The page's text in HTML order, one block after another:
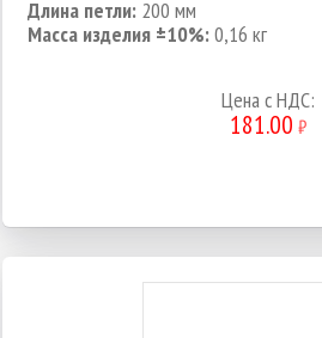
Длина петли: 200 мм
Масса изделия ±10%:0,16 кг
Цена с НДС:
181.00 ₽